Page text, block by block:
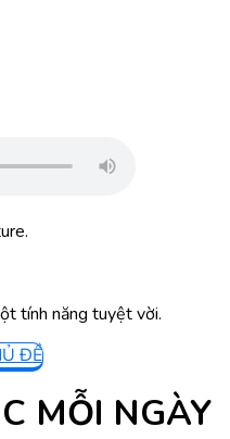
tính năng tuyệt vời.
ĐỀ
MỖI NGÀY